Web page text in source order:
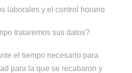
laborales y el control horario
trataremos sus datos?
el tiempo necesario para
para la que se recabaron y